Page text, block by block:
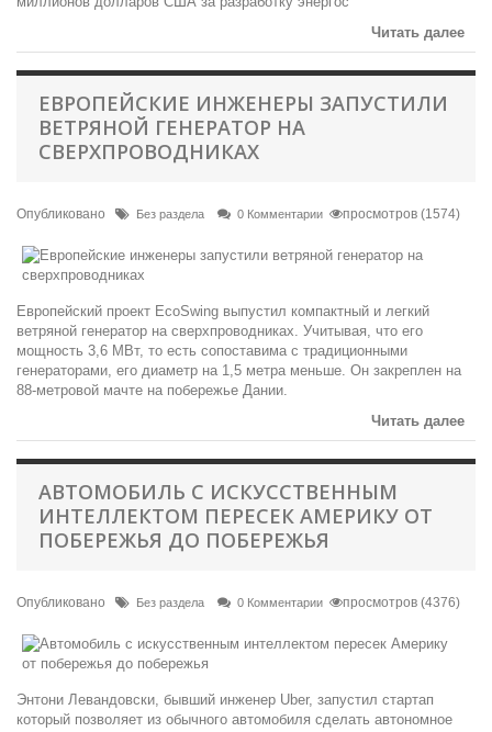
Читать далее
ЕВРОПЕЙСКИЕ ИНЖЕНЕРЫ ЗАПУСТИЛИ
ВЕТРЯНОЙ ГЕНЕРАТОР НА
СВЕРХПРОВОДНИКАХ
Опубликовано Без раздела 0 Комментарии просмотров (1574)
Европейский проект EcoSwing выпустил компактный и легкий
ветряной генератор на сверхпроводниках. Учитывая, что его
мощность 3,6 МВт, то есть сопоставима с традиционными
генераторами, его диаметр на 1,5 метра меньше. Он закреплен на
88-метровой мачте на побережье Дании.
Читать далее
АВТОМОБИЛЬ С ИСКУССТВЕННЫМ
ИНТЕЛЛЕКТОМ ПЕРЕСЕК АМЕРИКУ ОТ
ПОБЕРЕЖЬЯ ДО ПОБЕРЕЖЬЯ
Опубликовано Без раздела 0 Комментарии просмотров (4376)
Энтони Левандовски, бывший инженер Uber, запустил стартап
который позволяет из обычного автомобиля сделать автономное